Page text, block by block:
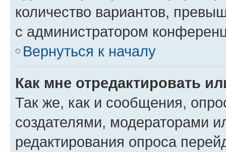
количество вариантов,
с администратором
Вернуться к началу
Как мне отредактировать
Так же, как и сообщения,
создателями, модераторами
редактирования опроса